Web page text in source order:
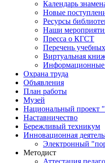
Календарь
Новые
Ресурсы
Наши
Пресса о КГСТ
Перечень
Виртуальная
Информационные
Охрана труда
Объявления
План работы
Музей
Национальный проект
Наставничество
Бережливый техникум
Инновационная
Электронный
Методист
Аттестация